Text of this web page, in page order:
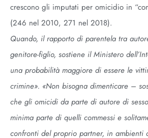
crescono gli imputati per omicidio in
(246 nel 2010, 271 nel 2018).
Quando, il rapporto di parentela tra
genitore-figlio, sostiene il Ministero
una probabilità maggiore di essere le
crimine». «Non bisogna dimenticare –
che gli omicidi da parte di autore di
minima parte di quelli commessi e
confronti del proprio partner, in ambienti